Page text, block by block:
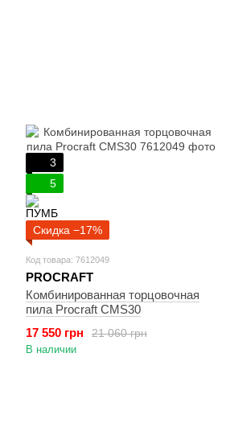
3
5
Скидка −17%
Код товара: 7612049
PROCRAFT
Комбинированная торцовочная
пила Procraft CMS30
21 060 грн
17 550 грн
В наличии